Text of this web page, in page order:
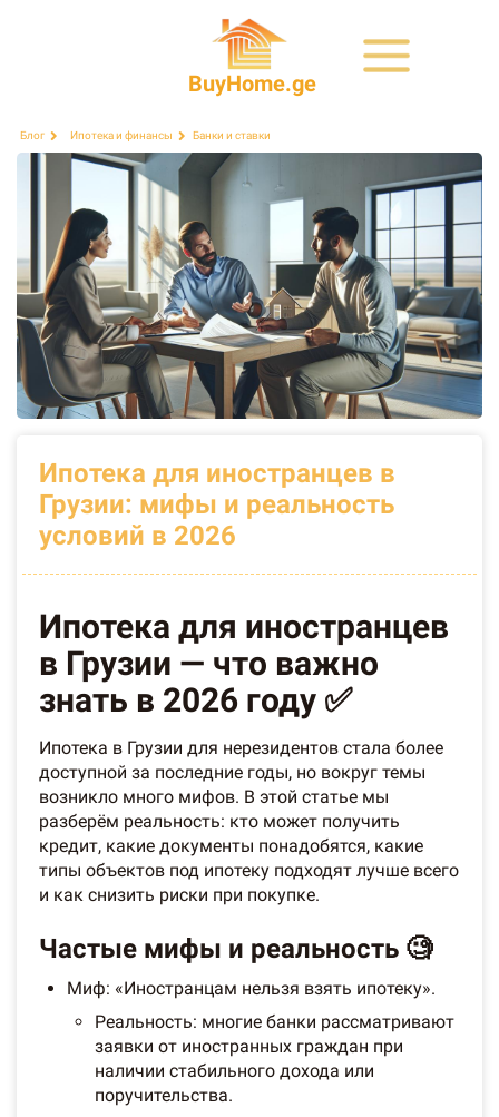
BuyHome.ge
Блог Ипотека и финансы Банки и ставки
Ипотека для иностранцев в
Грузии: мифы и реальность
условий в 2026
Ипотека для иностранцев
в Грузии — что важно
знать в 2026 году ✅
Ипотека в Грузии для нерезидентов стала более
доступной за последние годы, но вокруг темы
возникло много мифов. В этой статье мы
разберём реальность: кто может получить
кредит, какие документы понадобятся, какие
типы объектов под ипотеку подходят лучше всего
и как снизить риски при покупке.
Частые мифы и реальность 🧐
Миф: «Иностранцам нельзя взять ипотеку».
Реальность: многие банки рассматривают
заявки от иностранных граждан при
наличии стабильного дохода или
поручительства.